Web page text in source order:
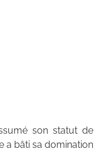
son statut de
a bâti sa domination